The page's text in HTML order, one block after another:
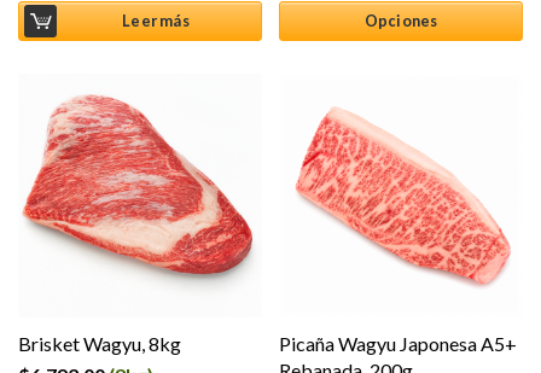
Leer más Opciones
Brisket Wagyu, 8kg
Picaña Wagyu Japonesa A5+